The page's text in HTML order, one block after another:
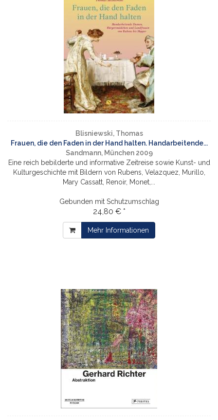
Blisniewski, Thomas
Frauen, die den Faden in der Hand halten. Handarbeitende...
Sandmann, München 2009
Eine reich bebilderte und informative Zeitreise sowie Kunst- und
Kulturgeschichte mit Bildern von Rubens, Velazquez, Murillo,
Mary Cassatt, Renoir, Monet,...
Gebunden mit Schutzumschlag
24,80 € *
Mehr Informationen